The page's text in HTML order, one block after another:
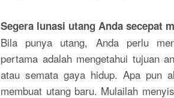
Segera lunasi utang Anda secepat
Bila punya utang, Anda perlu
pertama adalah mengetahui tujuan
atau semata gaya hidup. Apa pun
membuat utang baru. Mulailah